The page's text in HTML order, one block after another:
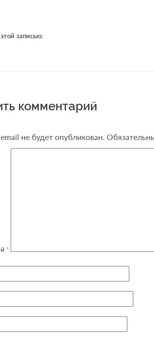
записью:
комментарий
не будет опубликован.
*